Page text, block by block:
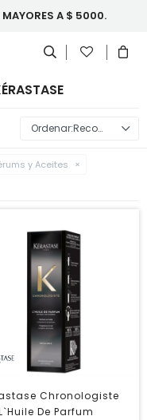
A $ 5000.
Recomendados
y Aceites
Chronologiste
De Parfum